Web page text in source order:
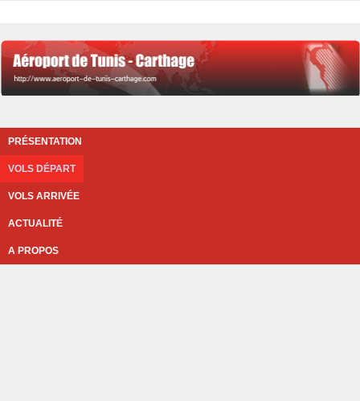
PRÉSENTATION
VOLS DÉPART
VOLS ARRIVÉE
ACTUALITÉ
A PROPOS